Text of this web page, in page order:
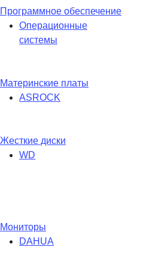
Программное обеспечение
Операционные
системы
Материнские платы
ASROCK
Жесткие диски
WD
Мониторы
DAHUA